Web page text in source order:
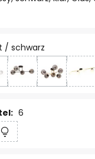
/ schwarz
6